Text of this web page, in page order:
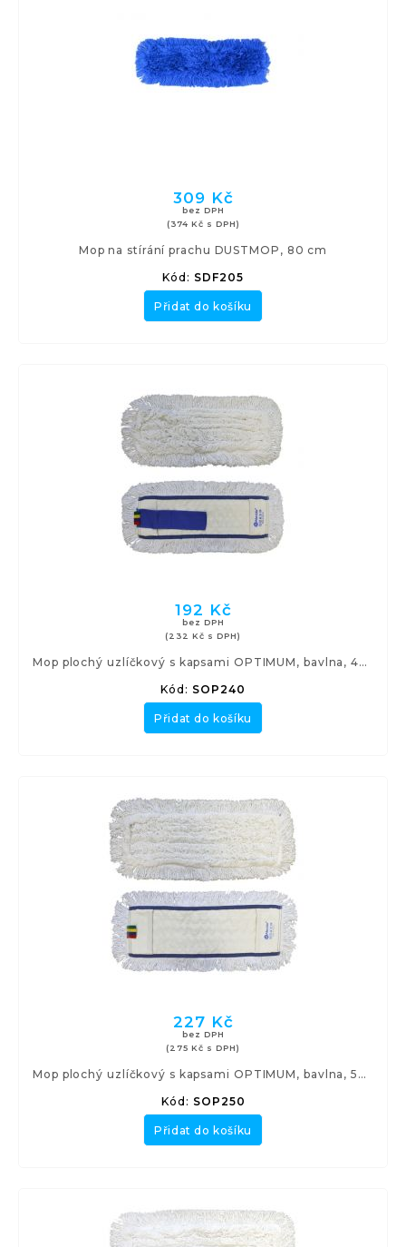
309 Kč
bez DPH
(374 Kč s DPH)
Mop na stírání prachu DUSTMOP, 80 cm
Kód: SDF205
Přidat do košíku
192 Kč
bez DPH
(232 Kč s DPH)
Mop plochý uzlíčkový s kapsami OPTIMUM, bavlna, 40 cm
Kód: SOP240
Přidat do košíku
227 Kč
bez DPH
(275 Kč s DPH)
Mop plochý uzlíčkový s kapsami OPTIMUM, bavlna, 50 cm
Kód: SOP250
Přidat do košíku